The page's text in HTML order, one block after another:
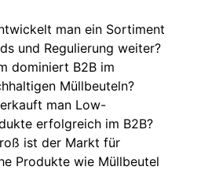
man ein Sortiment
und Regulierung weiter?
dominiert B2B im
Müllbeuteln?
man Low-
erfolgreich im B2B?
ist der Markt für
Produkte wie Müllbeutel